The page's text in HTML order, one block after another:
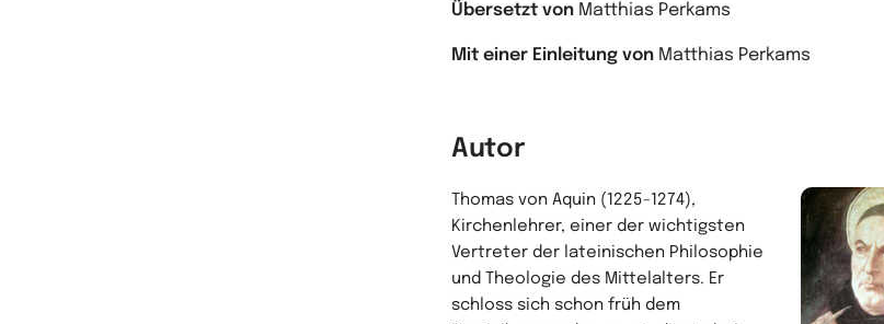
Übersetzt von Matthias Perkams
Mit einer Einleitung von Matthias Perkams
Autor
Thomas von Aquin (1225-1274),
Kirchenlehrer, einer der wichtigsten
Vertreter der lateinischen Philosophie
und Theologie des Mittelalters. Er
schloss sich schon früh dem